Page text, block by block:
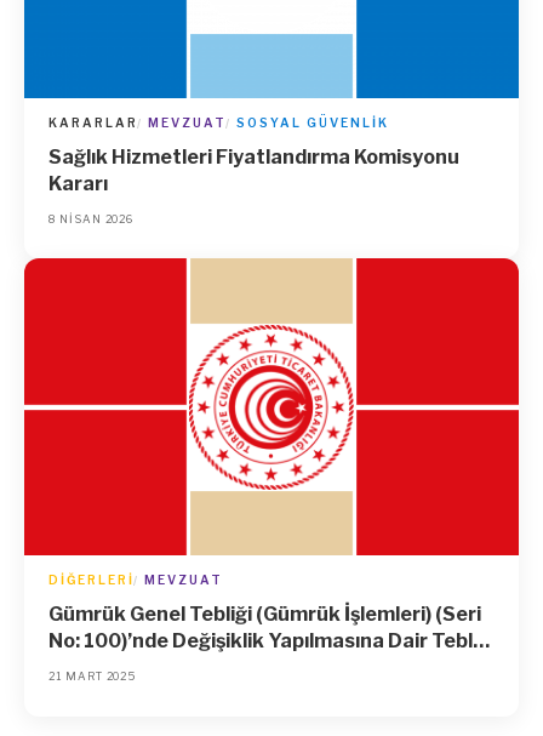
KARARLAR MEVZUAT SOSYAL GÜVENLIK
Sağlık Hizmetleri Fiyatlandırma Komisyonu
Kararı
8 NISAN 2026
DIĞERLERI MEVZUAT
Gümrük Genel Tebliği (Gümrük İşlemleri) (Seri
No: 100)’nde Değişiklik Yapılmasına Dair Tebliğ
(Gümrük İşlemleri) (Seri No: 211)
21 MART 2025